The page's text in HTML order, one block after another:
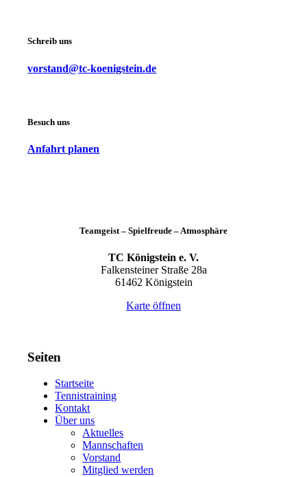
Schreib uns
vorstand@tc-koenigstein.de
Besuch uns
Anfahrt planen
Teamgeist – Spielfreude – Atmosphäre
TC Königstein e. V.
Falkensteiner Straße 28a
61462 Königstein
Karte öffnen
Seiten
Startseite
Tennistraining
Kontakt
Über uns
Aktuelles
Mannschaften
Vorstand
Mitglied werden